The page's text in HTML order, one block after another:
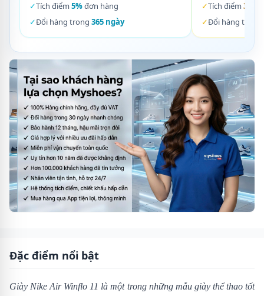
✓Tích điểm 5%đơn hàng
✓Đổi hàng trong 365 ngày
✓Tích điểm 3%
✓Đổi hàng trong
Đặc điểm nổi bật
Giày Nike Air Winflo 11 là một trong những mẫu giày thể thao tốt